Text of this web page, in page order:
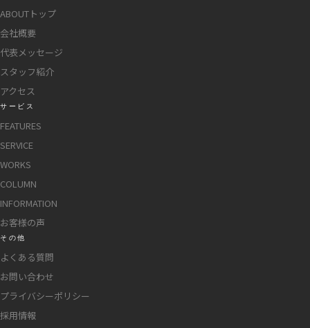
ABOUTトップ
会社概要
代表メッセージ
スタッフ紹介
アクセス
サービス
FEATURES
SERVICE
WORKS
COLUMN
INFORMATION
お客様の声
その他
よくある質問
お問い合わせ
プライバシーポリシー
採用情報